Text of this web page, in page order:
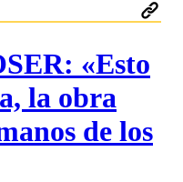
«Esto
la obra
de los